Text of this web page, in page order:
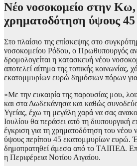
Νέο νοσοκομείο στην
χρηματοδότηση ύψους
Στο πλαίσιο της επίσκεψης στο
νοσοκομείου Ρόδου, ο Πρωθυπουργός
δρομολογείται η κατασκευή νέου
αποτελεί αίτημα της τοπικής κοινωνίας,
εκατομμυρίων ευρώ δημόσιων πόρων
«Με την ευκαιρία της παρουσίας μου,
και στα Δωδεκάνησα και καθώς
Υγείας, έχω τη μεγάλη χαρά να σας
Ιουλίου θα περάσει από τη διυπουργική
έγκριση για τη χρηματοδότηση του
ύψους περίπου 45 εκατομμυρίων ευρώ.
δημοπρατηθεί άμεσα από το ΤΑΙΠΕΔ.
η Περιφέρεια Νοτίου Αιγαίου.